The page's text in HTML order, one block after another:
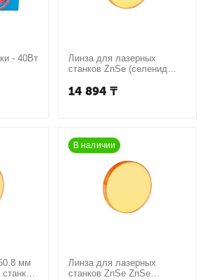
- 40Вт
Линза для лазерных
станков ZnSe (селенид
D20-101,6 mm
14 894 ₸
мм
В наличии
Линза для лазерных
станков ZnSe ZnSe